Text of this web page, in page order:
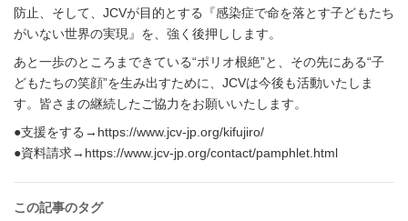
防止、そして、JCVが目的とする『感染症で命を落とす子どもたち
がいない世界の実現』を、強く後押しします。
あと一歩のところまできている“ポリオ根絶”と、その先にある“子
どもたちの笑顔”を生み出すために、JCVは今後も活動いたしま
す。皆さまの継続したご協力をお願いいたします。
●支援をする→https://www.jcv-jp.org/kifujiro/
●資料請求→https://www.jcv-jp.org/contact/pamphlet.html
この記事のタグ